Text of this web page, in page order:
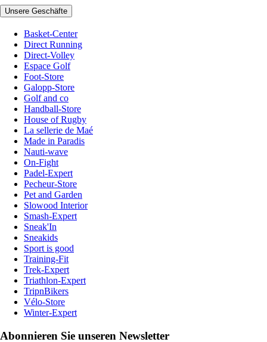
Unsere Geschäfte
Basket-Center
Direct Running
Direct-Volley
Espace Golf
Foot-Store
Galopp-Store
Golf and co
Handball-Store
House of Rugby
La sellerie de Maé
Made in Paradis
Nauti-wave
On-Fight
Padel-Expert
Pecheur-Store
Pet and Garden
Slowood Interior
Smash-Expert
Sneak'In
Sneakids
Sport is good
Training-Fit
Trek-Expert
Triathlon-Expert
TripnBikers
Vélo-Store
Winter-Expert
Abonnieren Sie unseren Newsletter